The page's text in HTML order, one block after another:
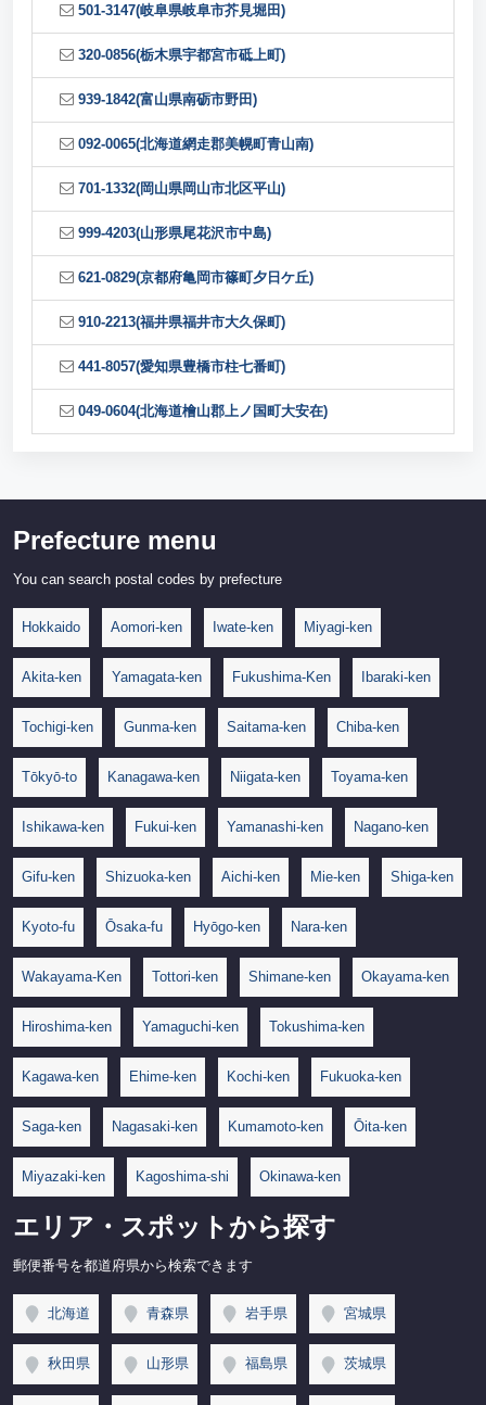
501-3147(岐阜県岐阜市芥見堀田)
320-0856(栃木県宇都宮市砥上町)
939-1842(富山県南砺市野田)
092-0065(北海道網走郡美幌町青山南)
701-1332(岡山県岡山市北区平山)
999-4203(山形県尾花沢市中島)
621-0829(京都府亀岡市篠町夕日ケ丘)
910-2213(福井県福井市大久保町)
441-8057(愛知県豊橋市柱七番町)
049-0604(北海道檜山郡上ノ国町大安在)
Prefecture menu
You can search postal codes by prefecture
Hokkaido Aomori-ken Iwate-ken Miyagi-ken
Akita-ken Yamagata-ken Fukushima-Ken Ibaraki-ken
Tochigi-ken Gunma-ken Saitama-ken Chiba-ken
Tōkyō-to Kanagawa-ken Niigata-ken Toyama-ken
Ishikawa-ken Fukui-ken Yamanashi-ken Nagano-ken
Gifu-ken Shizuoka-ken Aichi-ken Mie-ken Shiga-ken
Kyoto-fu Ōsaka-fu Hyōgo-ken Nara-ken
Wakayama-Ken Tottori-ken Shimane-ken Okayama-ken
Hiroshima-ken Yamaguchi-ken Tokushima-ken
Kagawa-ken Ehime-ken Kochi-ken Fukuoka-ken
Saga-ken Nagasaki-ken Kumamoto-ken Ōita-ken
Miyazaki-ken Kagoshima-shi Okinawa-ken
エリア・スポットから探す
郵便番号を都道府県から検索できます
北海道 青森県 岩手県 宮城県
秋田県 山形県 福島県 茨城県